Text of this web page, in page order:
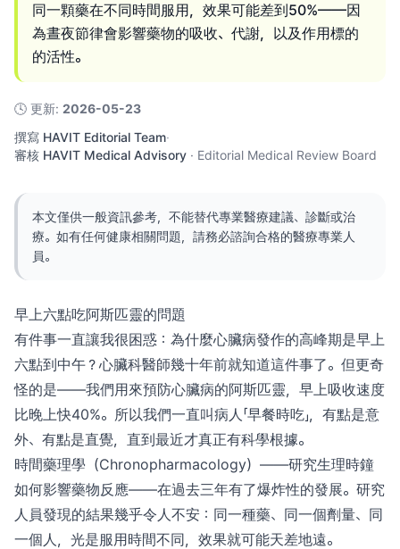
同一顆藥在不同時間服用，效果可能差到50%——因
為晝夜節律會影響藥物的吸收、代謝，以及作用標的
的活性。
🕓 更新: 2026-05-23
撰寫 HAVIT Editorial Team·
審核 HAVIT Medical Advisory · Editorial Medical Review Board
本文僅供一般資訊參考，不能替代專業醫療建議、診斷或治
療。如有任何健康相關問題，請務必諮詢合格的醫療專業人
員。
早上六點吃阿斯匹靈的問題
有件事一直讓我很困惑：為什麼心臟病發作的高峰期是早上
六點到中午？心臟科醫師幾十年前就知道這件事了。但更奇
怪的是——我們用來預防心臟病的阿斯匹靈，早上吸收速度
比晚上快40%。所以我們一直叫病人「早餐時吃」，有點是意
外、有點是直覺，直到最近才真正有科學根據。
時間藥理學（Chronopharmacology）——研究生理時鐘
如何影響藥物反應——在過去三年有了爆炸性的發展。研究
人員發現的結果幾乎令人不安：同一種藥、同一個劑量、同
一個人，光是服用時間不同，效果就可能天差地遠。